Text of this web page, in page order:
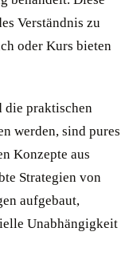
Verständnis zu
oder Kurs bieten
die praktischen
werden, sind pures
Konzepte aus
Strategien von
aufgebaut,
Unabhängigkeit